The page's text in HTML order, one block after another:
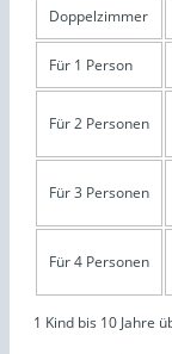
Doppelzimmer
Für 1 Person
Für 2 Personen
Für 3 Personen
Für 4 Personen
1 Kind bis 10 Jahre